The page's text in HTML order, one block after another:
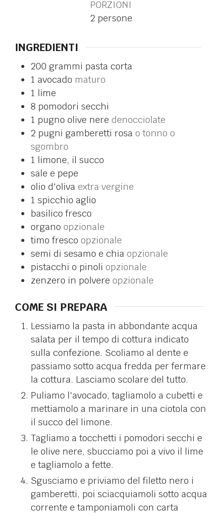
PORZIONI
2 persone
INGREDIENTI
200 grammi pasta corta
1 avocado maturo
1 lime
8 pomodori secchi
1 pugno olive nere denocciolate
2 pugni gamberetti rosa o tonno o
sgombro
1 limone, il succo
sale e pepe
olio d'oliva extra vergine
1 spicchio aglio
basilico fresco
organo opzionale
timo fresco opzionale
semi di sesamo e chia opzionale
pistacchi o pinoli opzionale
zenzero in polvere opzionale
COME SI PREPARA
Lessiamo la pasta in abbondante acqua
salata per il tempo di cottura indicato
sulla confezione. Scoliamo al dente e
passiamo sotto acqua fredda per fermare
la cottura. Lasciamo scolare del tutto.
Puliamo l'avocado, tagliamolo a cubetti e
mettiamolo a marinare in una ciotola con
il succo del limone.
Tagliamo a tocchetti i pomodori secchi e
le olive nere, sbucciamo poi a vivo il lime
e tagliamolo a fette.
Sgusciamo e priviamo del filetto nero i
gamberetti, poi sciacquiamoli sotto acqua
corrente e tamponiamoli con carta